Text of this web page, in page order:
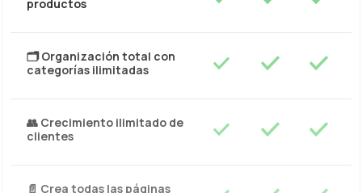
productos
🗂️ Organización total con
categorías ilimitadas
👥 Crecimiento ilimitado de
clientes
📄 Crea todas las páginas